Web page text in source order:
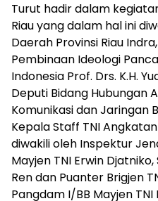
Turut hadir dalam
Riau yang dalam hal ini
Daerah Provinsi Riau
Pembinaan Ideologi
Indonesia Prof. Drs. K.H.
Deputi Bidang Hubungan
Komunikasi dan Jaringan
Kepala Staff TNI
diwakili oleh Inspektur
Mayjen TNI Erwin Djatniko,
Ren dan Puanter Brigjen
Pangdam I/BB Mayjen